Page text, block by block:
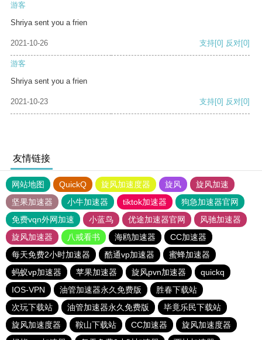
游客
Shriya sent you a frien
2021-10-26 支持[0] 反对[0]
游客
Shriya sent you a frien
2021-10-23 支持[0] 反对[0]
友情链接
网站地图 QuickQ 旋风加速度器 旋风
旋风加速
坚果加速器
小牛加速器 tiktok加速器
狗急加速器官网
免费vqn外网加速
小蓝鸟 优途加速器官网
风驰加速器
旋风加速器
八戒看书 海鸥加速器
CC加速器
每天免费2小时加速器
酷通vp加速器
蜜蜂加速器
蚂蚁vp加速器
苹果加速器 旋风pvn加速器
quickq
IOS-VPN
油管加速器永久免费版
胜春下载站
次玩下载站
油管加速器永久免费版
毕竟乐民下载站
旋风加速度器
鞍山下载站 CC加速器
旋风加速度器